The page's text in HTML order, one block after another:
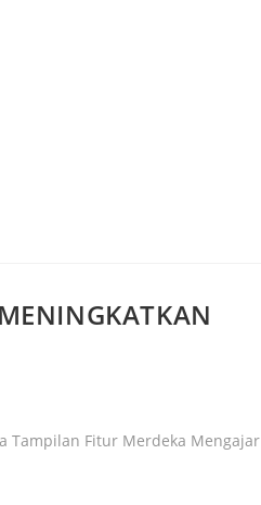
Tampilan Fitur Merdeka Mengajar